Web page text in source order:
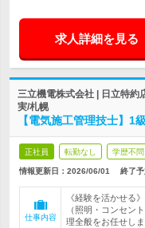
求人詳細を見る
三立機電株式会社 | 日立特約
実/札幌
【電気施工管理技士】1
正社員 転勤なし 学歴不問
情報更新日：2026/06/01 終了予
仕事内容
《経験を活かせる
（照明・コンセン
理全般をお任せしま